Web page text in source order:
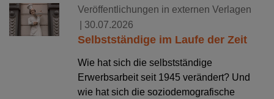
Veröffentlichungen in externen Verlagen
| 30.07.2026
Selbstständige im Laufe der Zeit
Wie hat sich die selbstständige
Erwerbsarbeit seit 1945 verändert? Und
wie hat sich die soziodemografische